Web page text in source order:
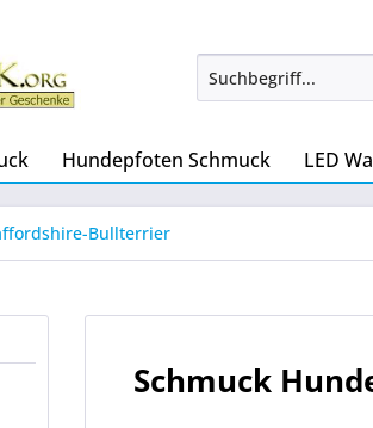
Hundepfoten Schmuck LED
Bullterrier
Schmuck